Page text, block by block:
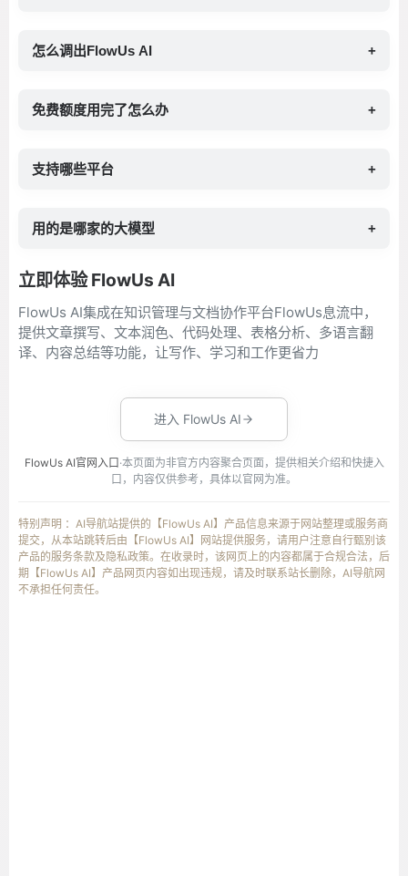
怎么调出FlowUs AI +
免费额度用完了怎么办 +
支持哪些平台 +
用的是哪家的大模型 +
立即体验 FlowUs AI
FlowUs AI集成在知识管理与文档协作平台FlowUs息流中，
提供文章撰写、文本润色、代码处理、表格分析、多语言翻
译、内容总结等功能，让写作、学习和工作更省力
进入 FlowUs AI
FlowUs AI官网入口 ·本页面为非官方内容聚合页面，提供相关介绍和快捷入
口，内容仅供参考，具体以官网为准。
特别声明 ：AI导航站提供的【FlowUs AI】产品信息来源于网站整理或服务商
提交，从本站跳转后由【FlowUs AI】网站提供服务，请用户注意自行甄别该
产品的服务条款及隐私政策。在收录时，该网页上的内容都属于合规合法，后
期【FlowUs AI】产品网页内容如出现违规，请及时联系站长删除，AI导航网
不承担任何责任。